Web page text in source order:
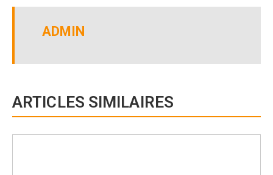
ADMIN
ARTICLES SIMILAIRES